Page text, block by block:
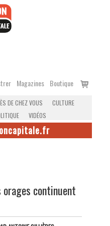
Magazines Boutique
Voir
DE CHEZ VOUS
CULTURE
VIDÉOS
continuent